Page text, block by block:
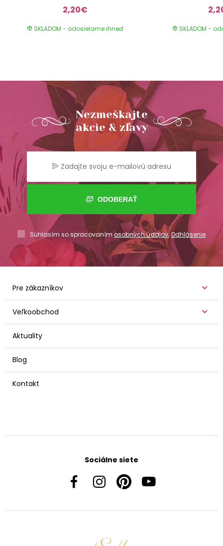
2,20€
SKLADOM - odosielame ihneď SKLADOM -
Nezmeškajte
akcie & zľavy
ODOBERAŤ
Súhlasím so spracovaním osobných údajov,Odhlásenie
Pre zákazníkov
Veľkoobchod
Aktuality
Blog
Kontakt
Sociálne siete